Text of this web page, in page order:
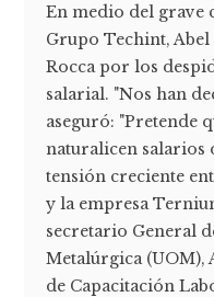
En medio del grave
Grupo Techint,
Rocca por los
salarial. "Nos han
aseguró: "Pretende
naturalicen salarios
tensión creciente
y la empresa
secretario General
Metalúrgica (UOM),
de Capacitación